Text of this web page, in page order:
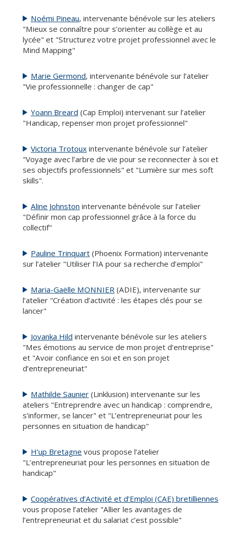
Noémi Pineau, intervenante bénévole sur les ateliers
"Mieux se connaître pour s’orienter au collège et au
lycée" et "Structurez votre projet professionnel avec le
Mind Mapping"
Marie Germond, intervenante bénévole sur l’atelier
"Vie professionnelle : changer de cap"
Yoann Breard (Cap Emploi) intervenant sur l’atelier
"Handicap, repenser mon projet professionnel"
Victoria Trotoux intervenante bénévole sur l’atelier
"Voyage avec l’arbre de vie pour se reconnecter à soi et
ses objectifs professionnels" et "Lumière sur mes soft
skills".
Aline Johnston intervenante bénévole sur l’atelier
"Définir mon cap professionnel grâce à la force du
collectif"
Pauline Trinquart (Phoenix Formation) intervenante
sur l’atelier "Utiliser l’IA pour sa recherche d’emploi"
Maria-Gaëlle MONNIER (ADIE), intervenante sur
l’atelier "Création d’activité : les étapes clés pour se
lancer"
Jovanka Hild intervenante bénévole sur les ateliers
"Mes émotions au service de mon projet d’entreprise"
et "Avoir confiance en soi et en son projet
d’entrepreneuriat"
Mathilde Saunier (Linklusion) intervenante sur les
ateliers "Entreprendre avec un handicap : comprendre,
s’informer, se lancer" et "L’entrepreneuriat pour les
personnes en situation de handicap"
H’up Bretagne vous propose l’atelier
"L’entrepreneuriat pour les personnes en situation de
handicap"
Coopératives d’Activité et d’Emploi (CAE) bretilliennes
vous propose l’atelier "Allier les avantages de
l’entrepreneuriat et du salariat c’est possible"